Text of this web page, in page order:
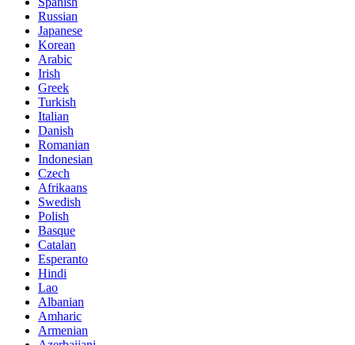
Russian
Japanese
Korean
Arabic
Irish
Greek
Turkish
Italian
Danish
Romanian
Indonesian
Czech
Afrikaans
Swedish
Polish
Basque
Catalan
Esperanto
Hindi
Lao
Albanian
Amharic
Armenian